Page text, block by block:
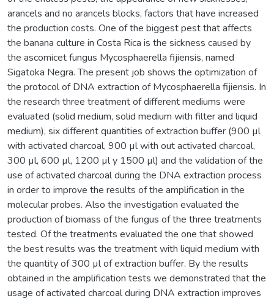
arancels and no arancels blocks, factors that have increased
the production costs. One of the biggest pest that affects
the banana culture in Costa Rica is the sickness caused by
the ascomicet fungus Mycosphaerella fijiensis, named
Sigatoka Negra. The present job shows the optimization of
the protocol of DNA extraction of Mycosphaerella fijiensis. In
the research three treatment of different mediums were
evaluated (solid medium, solid medium with filter and liquid
medium), six different quantities of extraction buffer (900 µl
with activated charcoal, 900 µl with out activated charcoal,
300 µl, 600 µl, 1200 µl y 1500 µl) and the validation of the
use of activated charcoal during the DNA extraction process
in order to improve the results of the amplification in the
molecular probes. Also the investigation evaluated the
production of biomass of the fungus of the three treatments
tested. Of the treatments evaluated the one that showed
the best results was the treatment with liquid medium with
the quantity of 300 µl of extraction buffer. By the results
obtained in the amplification tests we demonstrated that the
usage of activated charcoal during DNA extraction improves